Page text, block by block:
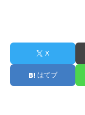
X
はてブ